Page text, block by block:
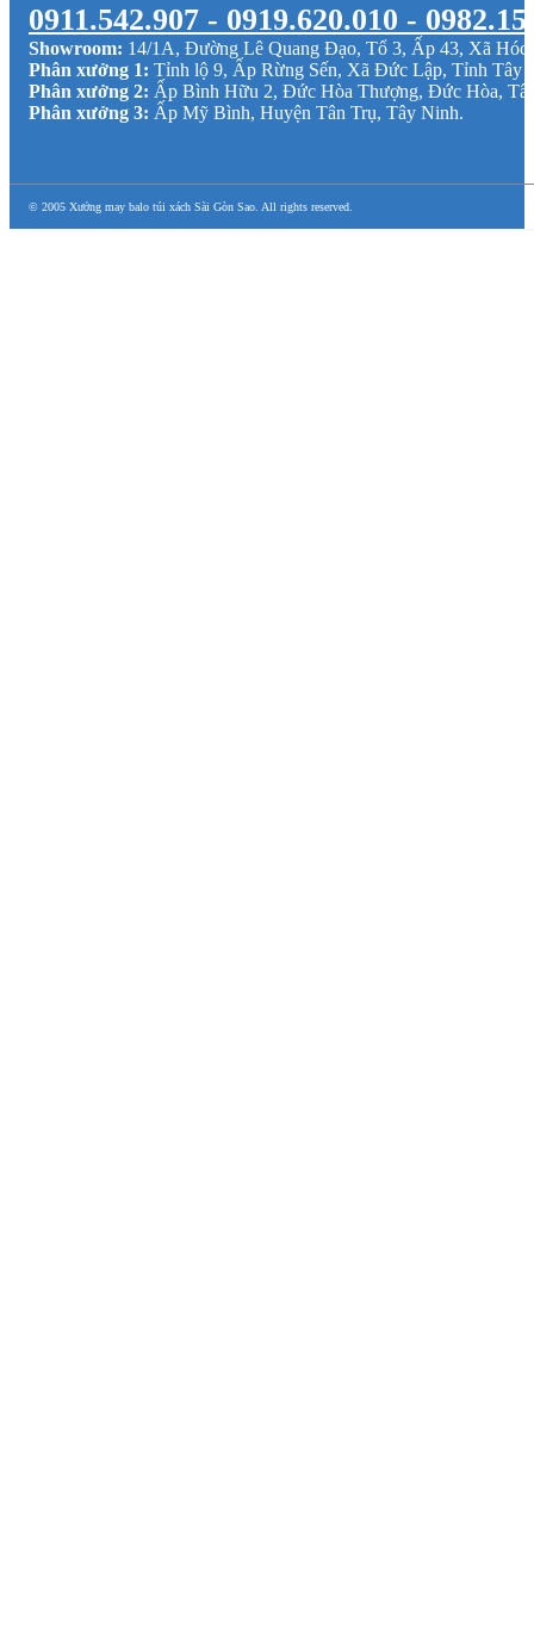
0911.542.907 - 0919.620.010 -
Showroom: 14/1A, Đường Lê Quang Đạo, Tổ 3, Ấp 43, Xã Hóc
Phân xưởng 1: Tỉnh lộ 9, Ấp Rừng Sến, Xã Đức Lập, Tỉnh Tây
Phân xưởng 2: Ấp Bình Hữu 2, Đức Hòa Thượng, Đức Hòa,
Phân xưởng 3: Ấp Mỹ Bình, Huyện Tân Trụ, Tây Ninh.
© 2005 Xưởng may balo túi xách Sài Gòn Sao. All rights reserved.